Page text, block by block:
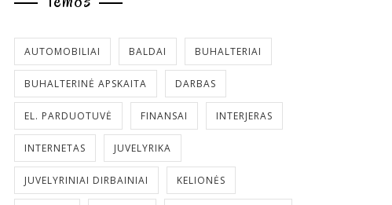
AUTOMOBILIAI BALDAI BUHALTERIAI
BUHALTERINĖ APSKAITA DARBAS
EL. PARDUOTUVĖ FINANSAI INTERJERAS
INTERNETAS JUVELYRIKA
JUVELYRINIAI DIRBAINIAI KELIONĖS